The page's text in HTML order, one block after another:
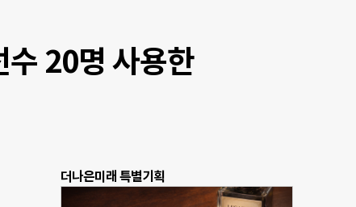
수 20명 사용한
더나은미래 특별기획